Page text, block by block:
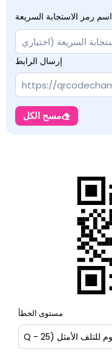
اسم رمز الاستجابة السريعة
إرسال الرابط
مسح الكل
مستوى الخطأ